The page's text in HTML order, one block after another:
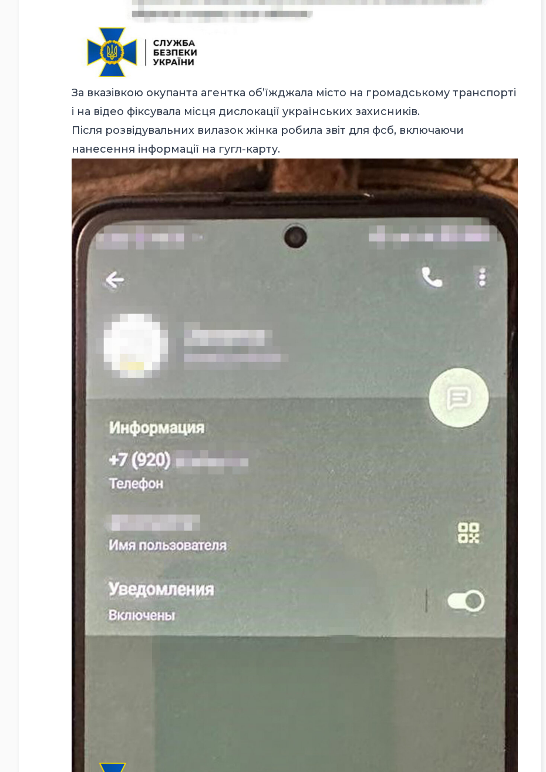
За вказівкою окупанта агентка об’їжджала місто на громадському транспорті
і на відео фіксувала місця дислокації українських захисників.
Після розвідувальних вилазок жінка робила звіт для фсб, включаючи
нанесення інформації на гугл-карту.